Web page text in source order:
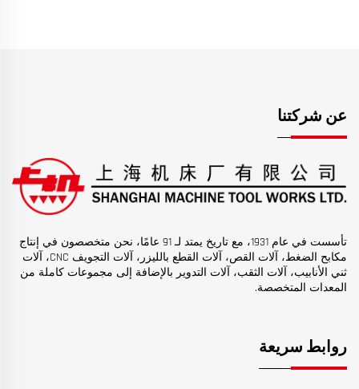
عن شركتنا
تأسست في عام 1931، مع تاريخ يمتد لـ 91 عامًا، نحن متخصصون في إنتاج
مكابح الضغط، آلات القص، آلات القطع بالليزر، آلات التجويف CNC، آلات
ثني الأنابيب، آلات الثقب، آلات التدوير بالإضافة إلى مجموعات كاملة من
المعدات المتخصصة.
روابط سريعة